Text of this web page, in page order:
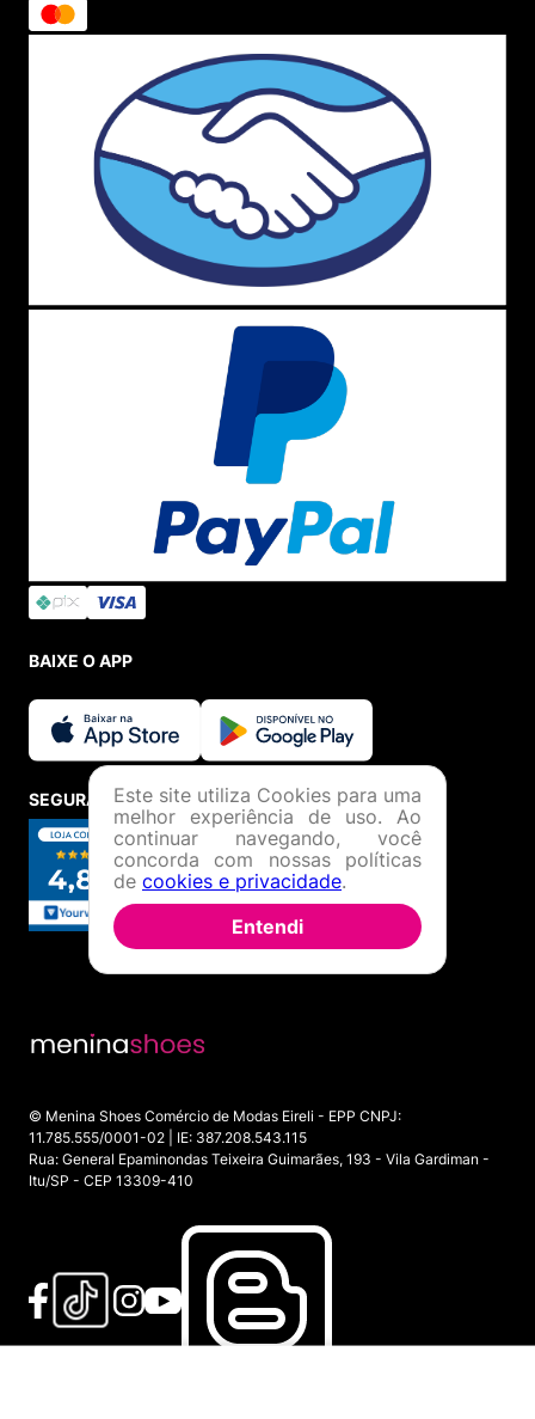
BAIXE O APP
SEGURANÇA E CREDIBILIDADE
© Menina Shoes Comércio de Modas Eireli - EPP CNPJ:
11.785.555/0001-02 | IE: 387.208.543.115
Rua: General Epaminondas Teixeira Guimarães, 193 - Vila Gardiman -
Itu/SP - CEP 13309-410
Este site utiliza Cookies para uma
melhor experiência de uso. Ao
continuar navegando, você
concorda com nossas políticas
de cookies e privacidade.
Entendi